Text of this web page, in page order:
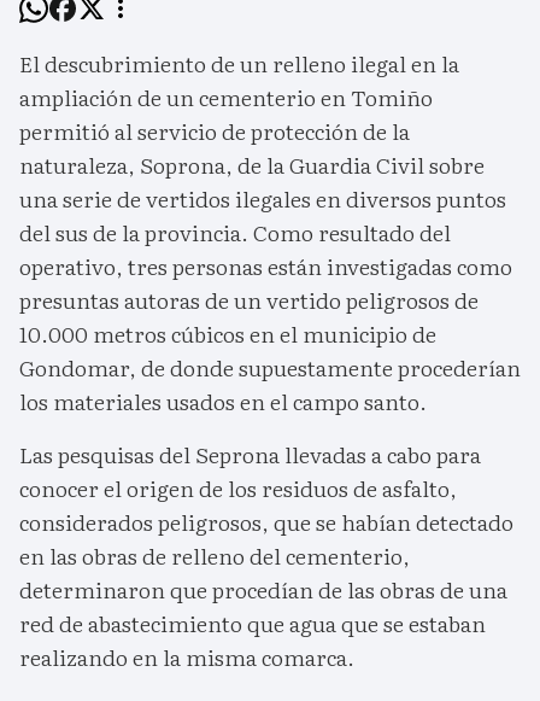
El descubrimiento de un relleno ilegal en la
ampliación de un cementerio en Tomiño
permitió al servicio de protección de la
naturaleza, Soprona, de la Guardia Civil sobre
una serie de vertidos ilegales en diversos puntos
del sus de la provincia. Como resultado del
operativo, tres personas están investigadas como
presuntas autoras de un vertido peligrosos de
10.000 metros cúbicos en el municipio de
Gondomar, de donde supuestamente procederían
los materiales usados en el campo santo.
Las pesquisas del Seprona llevadas a cabo para
conocer el origen de los residuos de asfalto,
considerados peligrosos, que se habían detectado
en las obras de relleno del cementerio,
determinaron que procedían de las obras de una
red de abastecimiento que agua que se estaban
realizando en la misma comarca.